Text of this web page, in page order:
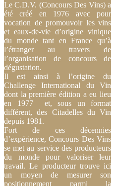
Le C.D.V. (Concours Des Vins) a
été créé en 1976 avec pour
vocation de promouvoir les vins
et eaux-de-vie d’origine vinique
du monde tant en France qu’à
l’étranger au travers de
l’organisation de concours de
dégustation.
Il est ainsi à l’origine du
Challenge International du Vin
dont la première édition a eu lieu
en 1977 et, sous un format
différent, des Citadelles du Vin
depuis 1981.
Fort de ces décennies
d’expérience, Concours Des Vins
se met au service des producteurs
du monde pour valoriser leur
travail. Le producteur trouve ici
un moyen de mesurer son
positionnement parmi la